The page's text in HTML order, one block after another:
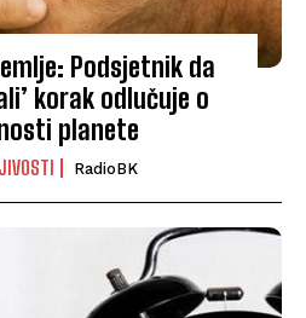
Podsjetnik da
korak odlučuje o
planete
RadioBK